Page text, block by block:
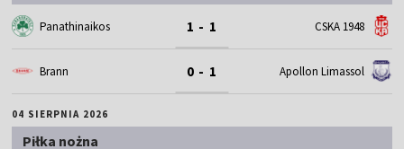
Panathinaikos 1 - 1 CSKA 1948
Brann 0 - 1 Apollon Limassol
04 SIERPNIA 2026
Piłka nożna